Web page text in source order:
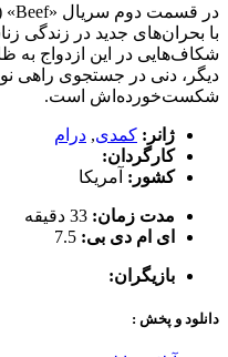
با بحران‌های جدید در زندگی
شکاف‌هایی در این ازدواج
دیگر، دنی در جستجوی راهی
شکست‌خورده‌اش است.
ژانر: کمدی, درام
کارگردان:
کشور: آمریکا
مدت زمان: 33 دقیقه
ای ام دی بی: 7.5
بازیگران:
دانلود و پخش :